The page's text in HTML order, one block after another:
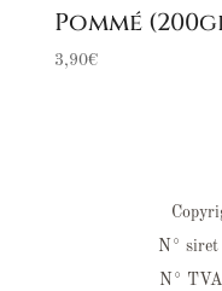
Pommé
3,90€
N°
N°